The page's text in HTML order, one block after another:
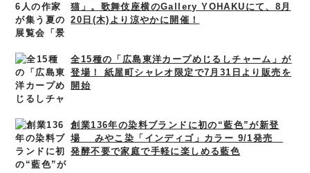
猫」。歌舞伎座横のGallery YOHAKUにて、8月
20日(木)より涼やかに開催！
全15種の「広島東洋カープめじるしチャーム」が
登場！ 紙屋町シャレオ限定で7月31日より販売を
開始
創業136年の染料ブランドに初の“藍色”が新登
場 みやこ染「インディゴ」カラー 9/1発売
発酵不要で家庭で手軽に楽しめる藍色